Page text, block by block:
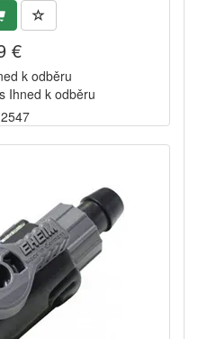
€
k odběru
Ihned k odběru